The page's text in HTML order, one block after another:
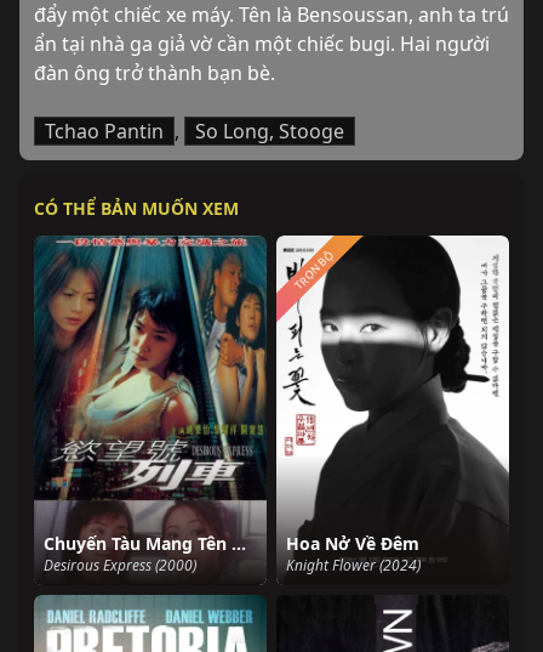
đẩy một chiếc xe máy. Tên là Bensoussan, anh ta trú
ẩn tại nhà ga giả vờ cần một chiếc bugi. Hai người
đàn ông trở thành bạn bè.
Tchao Pantin , So Long, Stooge
CÓ THỂ BẢN MUỐN XEM
Chuyến Tàu Mang Tên Dục Vọng
Desirous Express (2000)
Hoa Nở Về Đêm
Knight Flower (2024)
TRỌN BỘ